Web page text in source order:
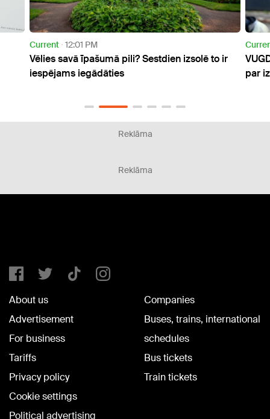
Current 1:31 PM
VUGD amatpersonu lūdz saukt pie atbildības
par izvairīšanos no nodokļu nomaksas
Reklāma
Reklāma
About us
Advertisement
For business
Tariffs
Privacy policy
Cookie settings
Political advertising
Companies
Buses, trains, international
schedules
Bus tickets
Train tickets